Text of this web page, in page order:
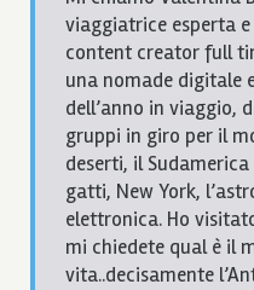
viaggiatrice esperta
content creator full
una nomade digitale
dell’anno in viaggio,
gruppi in giro per il
deserti, il Sudamerica
gatti, New York,
elettronica. Ho
mi chiedete qual è il
vita..decisamente